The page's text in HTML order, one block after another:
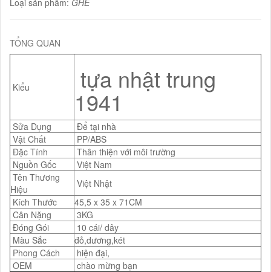
TỔNG QUAN
Kiểu tựa nhật trung
1941
Sửa Dụng
Để tại nhà
Vật Chất
PP/ABS
Đặc Tính
Thân thiện với môi trường
Nguồn Gốc
Việt Nam
Tên Thương
Hiệu
Việt Nhật
Kích Thước
45,5 x 35 x 71CM
Cân Nặng
3KG
Đóng Gói
10 cái/ dây
Màu Sắc
đỏ,dương,két
Phong Cách
hiện đại,
OEM
chào mừng bạn